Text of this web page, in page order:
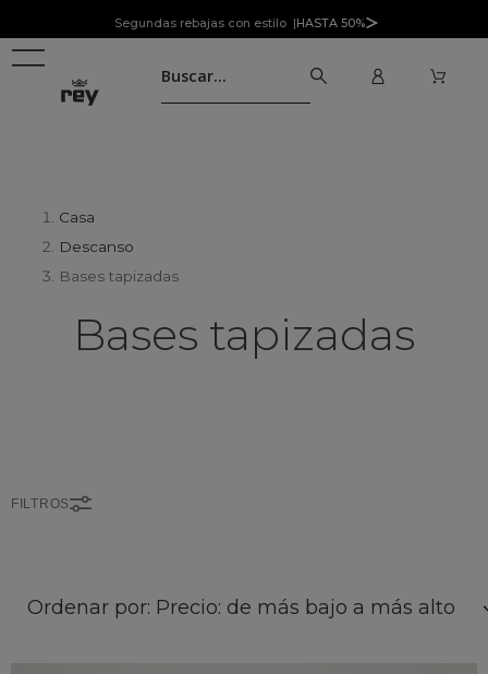
Segundas rebajas con estilo |HASTA 50%
Casa
Descanso
Bases tapizadas
Bases tapizadas
FILTROS
Ordenar por: Precio: de más bajo a más alto